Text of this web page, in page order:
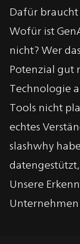
Dafür braucht
Wofür ist
nicht? Wer
Potenzial gut
Technologie
Tools nicht
echtes
slashwhy
Unsere